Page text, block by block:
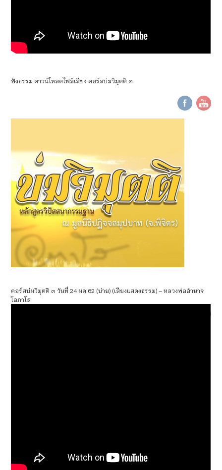
ฟังธรรม ดาวน์โหลดไฟล์เสียง คอร์สบ่มวิมุตติ ๓
คอร์สบ่มวิมุตติ ๓ วันที่ 24 มค 62 (บ่าย) (เสียงแสดงธรรม) – หลวงพ่ออำนาจ
โอภาโส